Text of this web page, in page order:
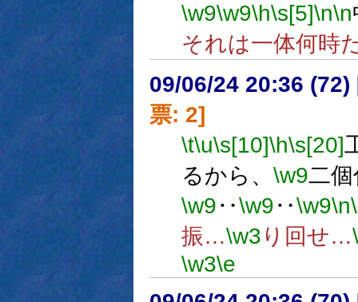
\w9\w9\h\s[5]\n\n
それは一体何時
09/06/24 20:36 (72)
票: 2]
\t\u\s[10]\h\s[20]
るから、 \w9二
\w9‥\w9‥\w9\n
振…\w3 り回せ…
\w3\e